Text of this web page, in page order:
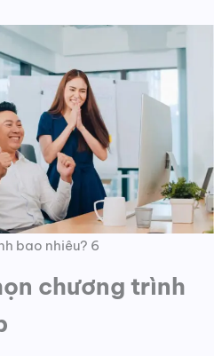
bao nhiêu? 6
chương trình